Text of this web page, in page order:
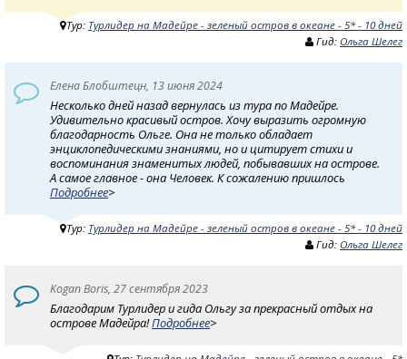
Тур: Турлидер на Мадейре - зеленый остров в океане - 5* - 10 дней
Гид: Ольга Шелег
Елена Блобштецн, 13 июня 2024
Несколько дней назад вернулась из тура по Мадейре.
Удивительно красивый остров. Хочу выразить огромную
благодарность Ольге. Она не только обладает
энциклопедическими знаниями, но и цитирует стихи и
воспоминания знаменитых людей, побывавших на острове.
А самое главное - она Человек. К сожалению пришлось
Подробнее>
Тур: Турлидер на Мадейре - зеленый остров в океане - 5* - 10 дней
Гид: Ольга Шелег
Kogan Boris, 27 сентября 2023
Благодарим Турлидер и гида Ольгу за прекрасный отдых на
острове Мадейра!Подробнее>